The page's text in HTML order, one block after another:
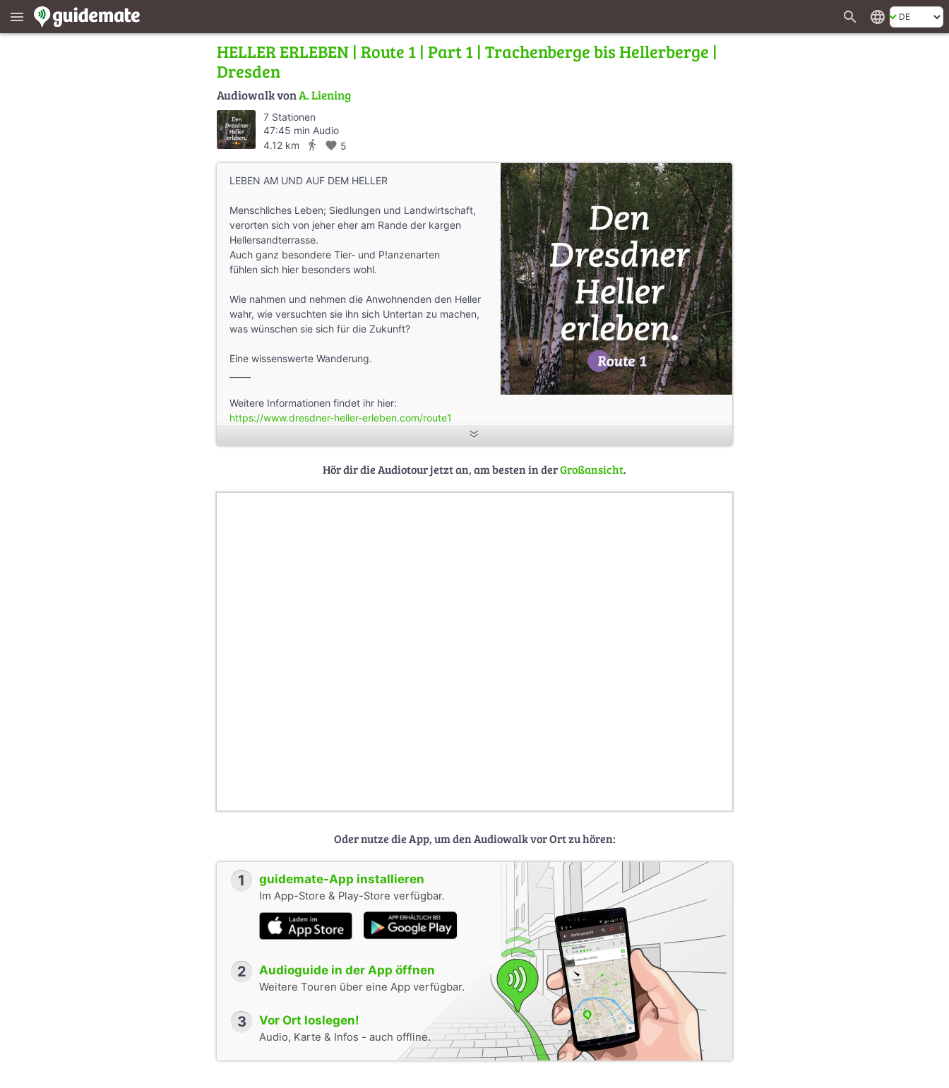
menu search language
HELLER ERLEBEN | Route 1 | Part 1 | Trachenberge bis Hellerberge |
Dresden
Audiowalk vonA. Liening
7 Stationen
47:45 min Audio
4.12 km
directions_walk favorite 5
LEBEN AM UND AUF DEM HELLER
Menschliches Leben; Siedlungen und Landwirtschaft,
verorten sich von jeher eher am Rande der kargen
Hellersandterrasse.
Auch ganz besondere Tier- und P!anzenarten
fühlen sich hier besonders wohl.
Wie nahmen und nehmen die Anwohnenden den Heller
wahr, wie versuchten sie ihn sich Untertan zu machen,
was wünschen sie sich für die Zukunft?
Eine wissenswerte Wanderung.
Weitere Informationen findet ihr hier:
https://www.dresdner-heller-erleben.com/route1
Hör dir die Audiotour jetzt an, am besten in derGroßansicht.
Oder nutze die App, um den Audiowalk vor Ort zu hören:
1 guidemate-App installieren
Im App-Store & Play-Store verfügbar.
2 Audioguide in der App öffnen
Weitere Touren über eine App verfügbar.
3 Vor Ort loslegen!
Audio, Karte & Infos - auch offline.